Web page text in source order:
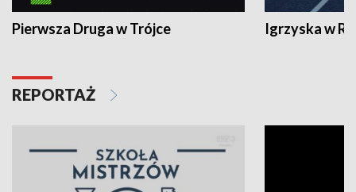
Pierwsza Druga w Trójce Igrzyska w
REPORTAŻ